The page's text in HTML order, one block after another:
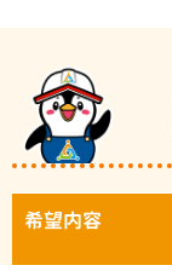
希望内容